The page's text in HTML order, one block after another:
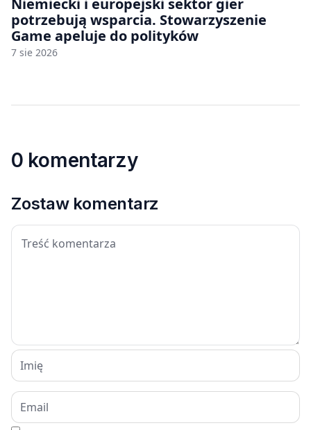
Niemiecki i europejski sektor gier
potrzebują wsparcia. Stowarzyszenie
Game apeluje do polityków
7 sie 2026
0 komentarzy
Zostaw komentarz